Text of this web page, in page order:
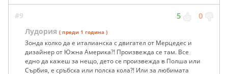
#9 5 0
Лудория ( преди 1 година )
Зонда колко да е италианска с двигател от Мерцедес и
дизайнер от Южна Америка?! Произвежда се там. Все
едно да кажеш за нещо, дето се произвежда в Полша или
Сърбия, е сръбска или полска кола?! Или за любимата